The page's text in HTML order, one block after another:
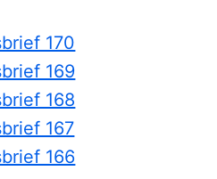
170
169
168
167
166